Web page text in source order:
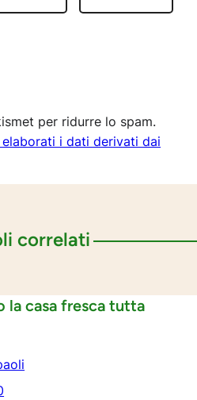
per ridurre lo spam.
i dati derivati dai
correlati
la casa fresca tutta